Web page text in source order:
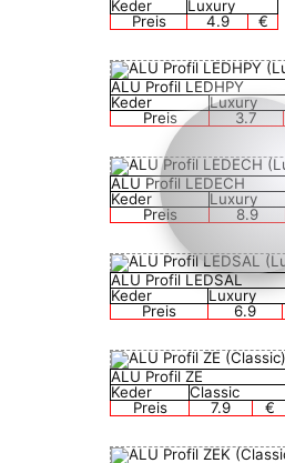
Keder
Luxury
Preis
4.9 €
ALU Profil LEDHPY
Keder
Luxury
Preis
3.7
ALU Profil LEDECH
Keder
Luxury
Preis
8.9
ALU Profil LEDSAL
Keder
Luxury
Preis
6.9
ALU Profil ZE
Keder
Classic
Preis
7.9 €